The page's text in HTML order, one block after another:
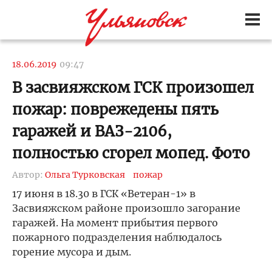
18.06.2019 09:47
В засвияжском ГСК произошел
пожар: поврежедены пять
гаражей и ВАЗ-2106,
полностью сгорел мопед. Фото
Автор: Ольга Турковская пожар
17 июня в 18.30 в ГСК «Ветеран-1» в
Засвияжском районе произошло загорание
гаражей. На момент прибытия первого
пожарного подразделения наблюдалось
горение мусора и дым.